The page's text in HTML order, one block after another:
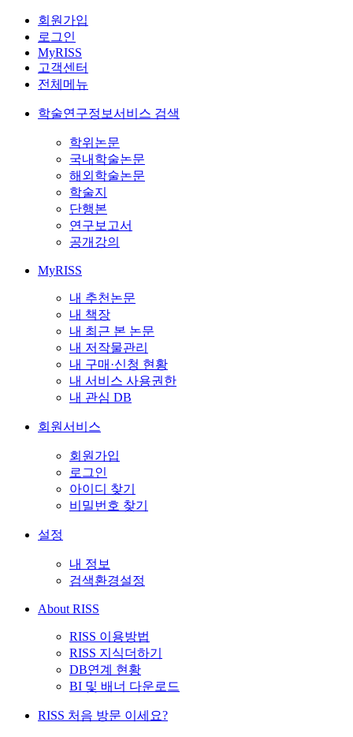
회원가입
로그인
MyRISS
고객센터
전체메뉴
학술연구정보서비스 검색
학위논문
국내학술논문
해외학술논문
학술지
단행본
연구보고서
공개강의
MyRISS
내 추천논문
내 책장
내 최근 본 논문
내 저작물관리
내 구매·신청 현황
내 서비스 사용권한
내 관심 DB
회원서비스
회원가입
로그인
아이디 찾기
비밀번호 찾기
설정
내 정보
검색환경설정
About RISS
RISS 이용방법
RISS 지식더하기
DB연계 현황
BI 및 배너 다운로드
RISS 처음 방문 이세요?